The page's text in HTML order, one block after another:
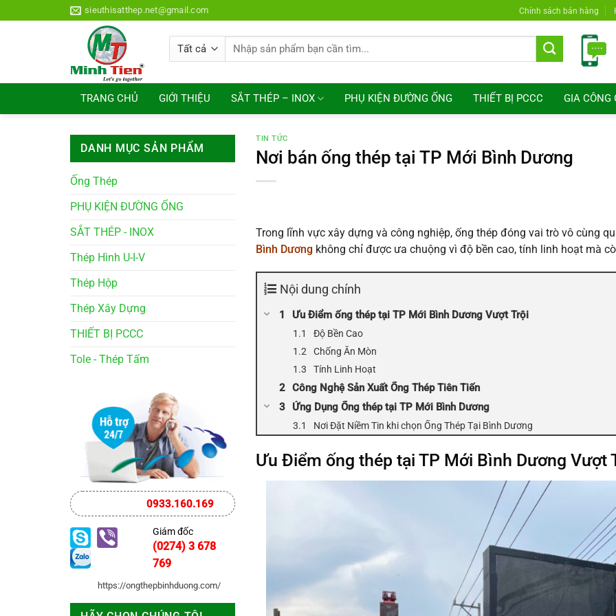
qua
sieuthisatthep.net@gmail.com Chính sách bán hàng
Tìm
TRANG CHỦ GIỚI THIỆU SẮT THÉP – INOX PHỤ KIỆN ĐƯỜNG ỐNG THIẾT BỊ PCCC GIA CÔNG
DANH MỤC SẢN PHẨM
Ống Thép
PHỤ KIỆN ĐƯỜNG ỐNG
SẮT THÉP - INOX
Thép Hình U-I-V
Thép Hộp
Thép Xây Dựng
THIẾT BỊ PCCC
Tole - Thép Tấm
0933.160.169
Giám đốc
(0274) 3 678
769
https://ongthepbinhduong.com/
TIN TỨC
Nơi bán ống thép tại TP Mới Bình Dương
Trong lĩnh vực xây dựng và công nghiệp, ống thép đóng vai trò vô cùng
Bình Dương không chỉ được ưa chuộng vì độ bền cao, tính linh hoạt mà
Nội dung chính
Ưu Điểm ống thép tại TP Mới Bình Dương Vượt Trội
Độ Bền Cao
Chống Ăn Mòn
Tính Linh Hoạt
Công Nghệ Sản Xuất Ống Thép Tiên Tiến
Ứng Dụng Ống thép tại TP Mới Bình Dương
Nơi Đặt Niềm Tin khi chọn Ống Thép Tại Bình Dương
Ưu Điểm ống thép tại TP Mới Bình Dương Vượt